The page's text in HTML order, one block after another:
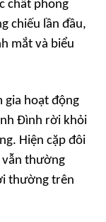
chất phong
chiếu lần đầu,
mắt và biểu
gia hoạt động
Đình rời khỏi
Hiện cặp đôi
vẫn thường
thường trên